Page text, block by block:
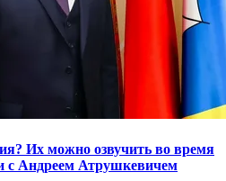
Их можно озвучить во время
с Андреем Атрушкевичем